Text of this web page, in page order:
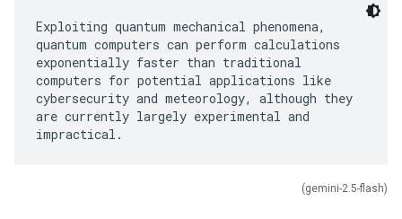
Exploiting quantum mechanical phenomena,
quantum computers can perform calculations
exponentially faster than traditional
computers for potential applications like
cybersecurity and meteorology, although they
are currently largely experimental and
(gemini-2.5-flash)